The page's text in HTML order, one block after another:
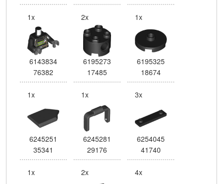
1x
6143834
76382
2x
6195273
17485
1x
6195325
18674
1x
6245251
35341
1x
6245281
29176
3x
6254045
41740
1x 2x 4x